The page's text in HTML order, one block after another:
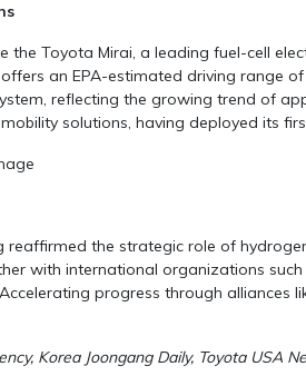
Toyota Mirai, a leading fuel-cell
an EPA-estimated driving range
reflecting the growing trend of
solutions, having deployed its
reaffirmed the strategic role of
with international organizations
progress through
Korea Joongang Daily, Toyota USA